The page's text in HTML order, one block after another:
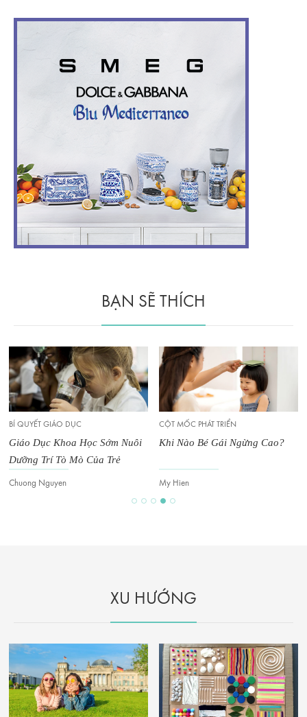
BẠN SẼ THÍCH
BÍ QUYẾT GIÁO DỤC
Giáo Dục Khoa Học Sớm Nuôi
Dưỡng Trí Tò Mò Của Trẻ
Chuong Nguyen
CỘT MỐC PHÁT TRIỂN
Khi Nào Bé Gái Ngừng Cao?
My Hien
XU HƯỚNG